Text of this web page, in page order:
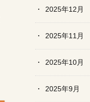
2025年12月
2025年11月
2025年10月
2025年9月